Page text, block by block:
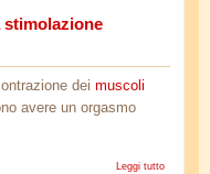
stimolazione
dei muscoli
avere un orgasmo
Leggi tutto